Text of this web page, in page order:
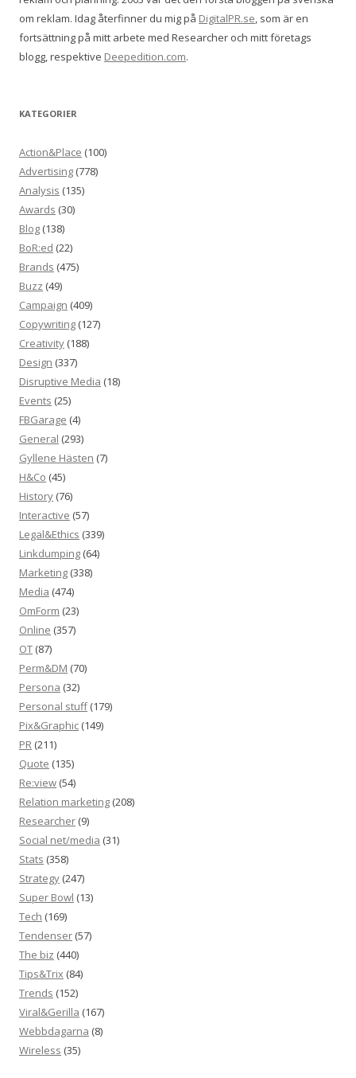
om reklam. Idag återfinner du mig på DigitalPR.se, som är en
fortsättning på mitt arbete med Researcher och mitt företags
blogg, respektive Deepedition.com.
KATEGORIER
Action&Place (100)
Advertising (778)
Analysis (135)
Awards (30)
Blog (138)
BoR:ed (22)
Brands (475)
Buzz (49)
Campaign (409)
Copywriting (127)
Creativity (188)
Design (337)
Disruptive Media (18)
Events (25)
FBGarage (4)
General (293)
Gyllene Hästen (7)
H&Co (45)
History (76)
Interactive (57)
Legal&Ethics (339)
Linkdumping (64)
Marketing (338)
Media (474)
OmForm (23)
Online (357)
OT (87)
Perm&DM (70)
Persona (32)
Personal stuff(179)
Pix&Graphic (149)
PR (211)
Quote (135)
Re:view (54)
Relation marketing (208)
Researcher (9)
Social net/media (31)
Stats (358)
Strategy (247)
Super Bowl (13)
Tech (169)
Tendenser (57)
The biz (440)
Tips&Trix (84)
Trends (152)
Viral&Gerilla (167)
Webbdagarna (8)
Wireless (35)